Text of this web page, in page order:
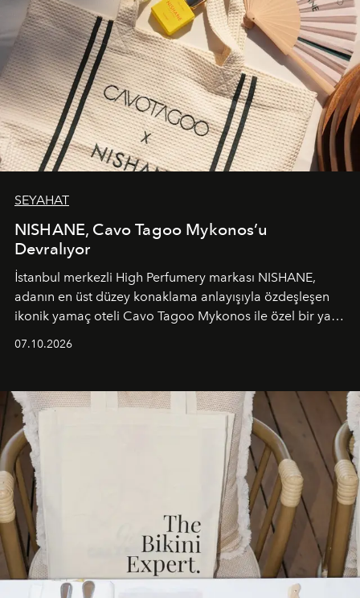
SEYAHAT
NISHANE, Cavo Tagoo Mykonos’u
Devralıyor
İstanbul merkezli High Perfumery markası NISHANE,
adanın en üst düzey konaklama anlayışıyla özdeşleşen
ikonik yamaç oteli Cavo Tagoo Mykonos ile özel bir yaz
buluşturarak markanın Cavo Tagoo’daki varlığını
sürükleyici ve mevsime özel bir deneyime dönüştürüyor.
07.10.2026